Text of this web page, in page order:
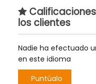
los clientes
Nadie ha efectuado
en este idioma
Puntúalo